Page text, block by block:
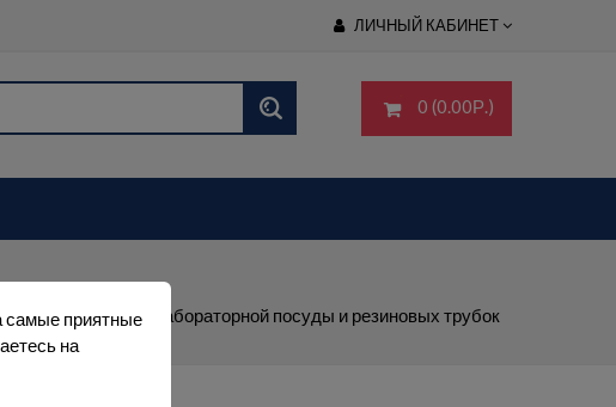
ЛИЧНЫЙ КАБИНЕТ
0 (0.00Р.)
держатели для лабораторной посуды и резиновых трубок
самые приятные
на